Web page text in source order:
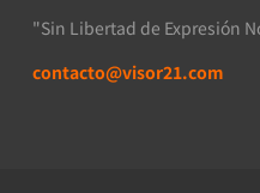
"Sin Libertad de Expresión
contacto@visor21.com